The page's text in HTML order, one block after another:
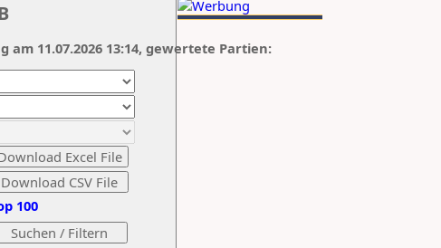
100
am 11.07.2026 13:14, gewertete Partien: